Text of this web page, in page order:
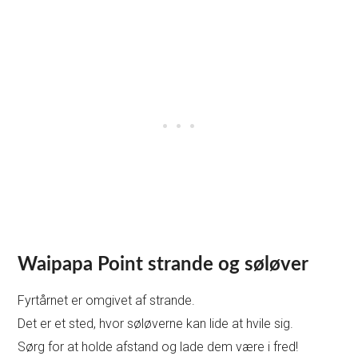
Waipapa Point strande og søløver
Fyrtårnet er omgivet af strande.
Det er et sted, hvor søløverne kan lide at hvile sig.
Sørg for at holde afstand og lade dem være i fred!